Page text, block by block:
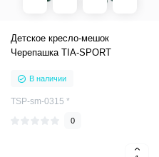
Детское кресло-мешок
Черепашка TIA-SPORT
В наличии
TSP-sm-0315 *
0